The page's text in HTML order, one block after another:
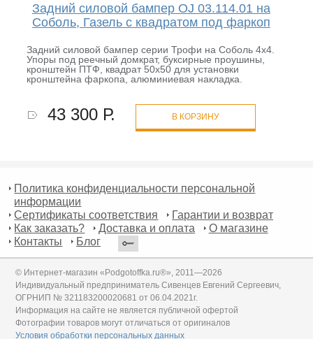
Задний силовой бампер OJ 03.114.01 на
Соболь, Газель с квадратом под фаркоп
Задний силовой бампер серии Трофи на Соболь 4х4.
Упоры под реечный домкрат, буксирные проушины,
кронштейн ПТФ, квадрат 50х50 для установки
кронштейна фаркопа, алюминиевая накладка.
43 300 Р. В КОРЗИНУ
Политика конфиденциальности персональной
информации
Сертификаты соответствия
Гарантии и возврат
Как заказать?
Доставка и оплата
О магазине
Контакты
Блог
© Интернет-магазин «Podgotoffka.ru®», 2011—2026
Индивидуальный предприниматель Сивенцев Евгений Сергеевич,
ОГРНИП № 321183200020681 от 06.04.2021г.
Информация на сайте не является публичной офертой
Фотографии товаров могут отличаться от оригиналов
Условия обработки персональных данных